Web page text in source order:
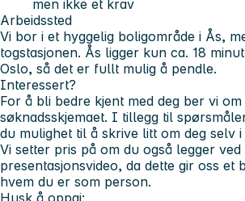
men ikke et krav
Arbeidssted
Vi bor i et hyggelig boligområde i Ås,
togstasjonen. Ås ligger kun ca. 18
Oslo, så det er fullt mulig å pendle.
Interessert?
For å bli bedre kjent med deg ber vi
søknadsskjemaet. I tillegg til
du mulighet til å skrive litt om deg selv
Vi setter pris på om du også legger
presentasjonsvideo, da dette gir oss et
hvem du er som person.